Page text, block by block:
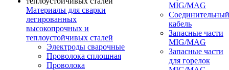
Материалы для сварки
легированных
высокопрочных и
теплоустойчивых сталей
Электроды сварочные
Проволока сплошная
Проволока
MIG/MAG
Соединительный
кабель
Запасные части
MIG/MAG
Запасные части
для горелок